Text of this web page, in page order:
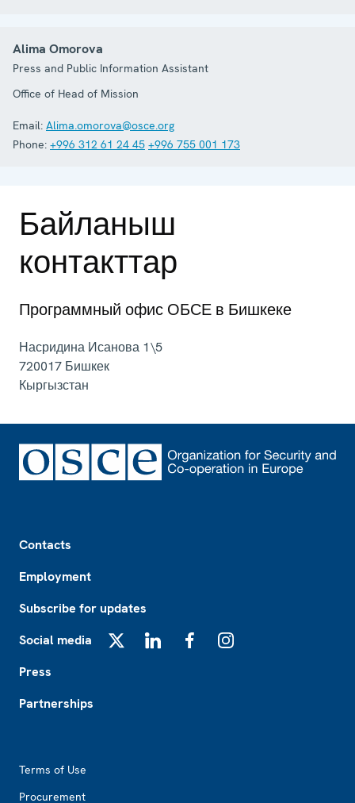
Alima Omorova
Press and Public Information Assistant
Office of Head of Mission
Email: Alima.omorova@osce.org
Phone: +996 312 61 24 45 +996 755 001 173
Байланыш
контакттар
Программный офис ОБСЕ в Бишкеке
Насридина Исанова 1\5
720017 Бишкек
Кыргызстан
Contacts
Employment
Subscribe for updates
Social media
Press
Partnerships
Terms of Use
Procurement